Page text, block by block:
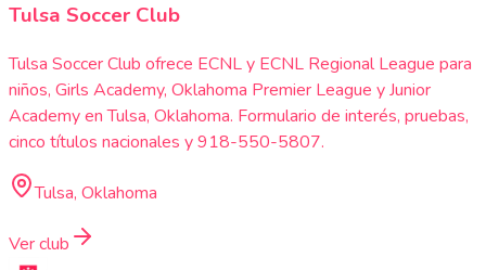
Tulsa Soccer Club
Tulsa Soccer Club ofrece ECNL y ECNL Regional League para
niños, Girls Academy, Oklahoma Premier League y Junior
Academy en Tulsa, Oklahoma. Formulario de interés, pruebas,
cinco títulos nacionales y 918-550-5807.
Tulsa, Oklahoma
Ver club